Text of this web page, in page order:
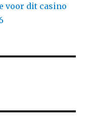
voor dit casino